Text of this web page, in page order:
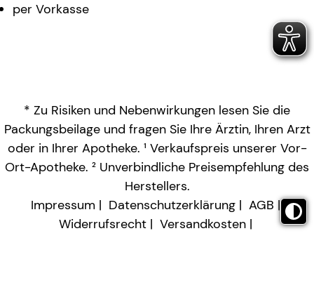
per Vorkasse
* Zu Risiken und Nebenwirkungen lesen Sie die
Packungsbeilage und fragen Sie Ihre Ärztin, Ihren Arzt
oder in Ihrer Apotheke. ¹ Verkaufspreis unserer Vor-
Ort-Apotheke. ² Unverbindliche Preisempfehlung des
Herstellers.
Impressum
Datenschutzerklärung
AGB
Widerrufsrecht
Versandkosten